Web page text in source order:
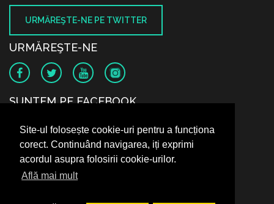
Site-ul folosește cookie-uri pentru a funcționa
corect. Continuând navigarea, iți exprimi
acordul asupra folosirii cookie-urilor.
Află mai mult
URMĂREŞTE-NE PE TWITTER
URMĂREŞTE-NE
SUNTEM PE FACEBOOK